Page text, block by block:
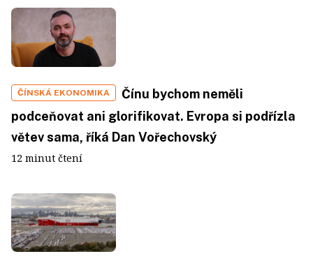
ČÍNSKÁ EKONOMIKA
Čínu bychom neměli
podceňovat ani glorifikovat. Evropa si podřízla
větev sama, říká Dan Vořechovský
12 minut čtení